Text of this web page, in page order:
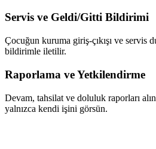
Servis ve Geldi/Gitti Bildirimi
Çocuğun kuruma giriş-çıkışı ve servis
bildirimle iletilir.
Raporlama ve Yetkilendirme
Devam, tahsilat ve doluluk raporları
yalnızca kendi işini görsün.